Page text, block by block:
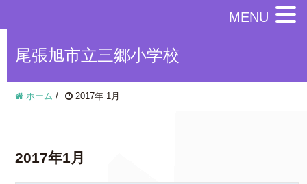
尾張旭市立三郷小学校
ホーム / 2017年 1月
2017年1月
MENU